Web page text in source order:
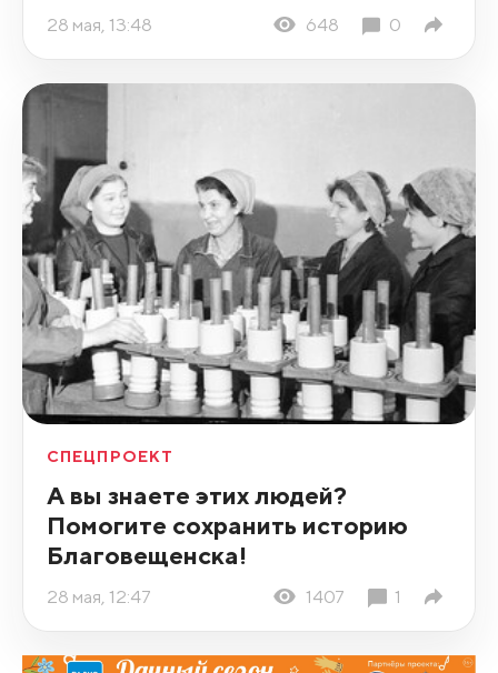
28 мая, 13:48 648 0
СПЕЦПРОЕКТ
А вы знаете этих людей?
Помогите сохранить историю
Благовещенска!
28 мая, 12:47 1407 1